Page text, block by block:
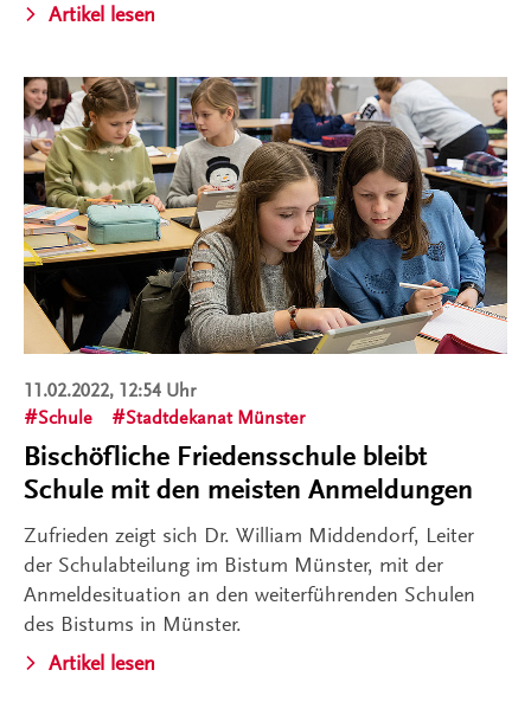
Artikel lesen
11.02.2022, 12:54 Uhr
Schule
Stadtdekanat Münster
Bischöfliche Friedensschule bleibt
Schule mit den meisten Anmeldungen
Zufrieden zeigt sich Dr. William Middendorf, Leiter
der Schulabteilung im Bistum Münster, mit der
Anmeldesituation an den weiterführenden Schulen
des Bistums in Münster.
Artikel lesen